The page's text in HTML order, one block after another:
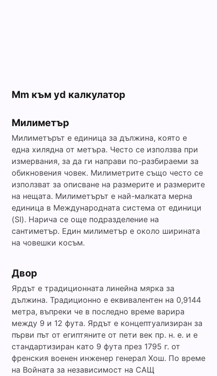
Mm към yd калкулатор
Милиметър
Милиметърът е единица за дължина, която е
една хилядна от метъра. Често се използва при
измервания, за да ги направи по-разбираеми за
обикновения човек. Милиметрите също често се
използват за описване на размерите и размерите
на нещата. Милиметърът е най-малката мерна
единица в Международната система от единици
(SI). Нарича се още подразделение на
сантиметър. Един милиметър е около ширината
на човешки косъм.
Двор
Ярдът е традиционната линейна мярка за
дължина. Традиционно е еквивалентен на 0,9144
метра, въпреки че в последно време варира
между 9 и 12 фута. Ярдът е концептуализиран за
първи път от египтяните от пети век пр. н. е. и е
стандартизиран като 9 фута през 1795 г. от
френския военен инженер генерал Хош. По време
на Войната за независимост на САЩ